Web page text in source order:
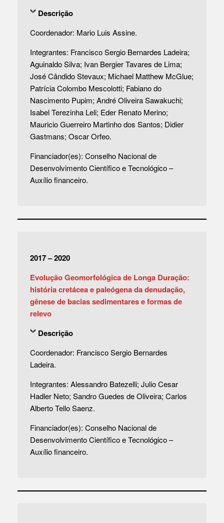
Descrição
Coordenador: Mario Luis Assine.
Integrantes: Francisco Sergio Bernardes Ladeira;
Aguinaldo Silva; Ivan Bergier Tavares de Lima;
José Cândido Stevaux; Michael Matthew McGlue;
Patrícia Colombo Mescolotti; Fabiano do
Nascimento Pupim; André Oliveira Sawakuchi;
Isabel Terezinha Leli; Eder Renato Merino;
Mauricio Guerreiro Martinho dos Santos; Didier
Gastmans; Oscar Orfeo.
Financiador(es): Conselho Nacional de
Desenvolvimento Científico e Tecnológico –
Auxílio financeiro.
2017 – 2020
Evolução Geomorfológica de Longa Duração:
história cretácea e paleógena da denudação,
gênese de bacias sedimentares e formas de
relevo
Descrição
Coordenador: Francisco Sergio Bernardes
Ladeira.
Integrantes: Alessandro Batezelli; Julio Cesar
Hadler Neto; Sandro Guedes de Oliveira; Carlos
Alberto Tello Saenz.
Financiador(es): Conselho Nacional de
Desenvolvimento Científico e Tecnológico –
Auxílio financeiro.